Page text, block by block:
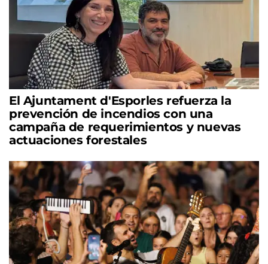
El Ajuntament d'Esporles refuerza la
prevención de incendios con una
campaña de requerimientos y nuevas
actuaciones forestales